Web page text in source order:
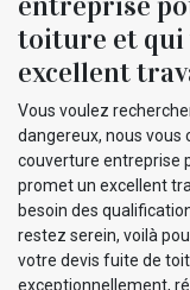
toiture et qui
excellent
Vous voulez
dangereux, nous vous
couverture entreprise
promet un excellent
besoin des
restez serein, voilà
votre devis fuite de
exceptionnellement,